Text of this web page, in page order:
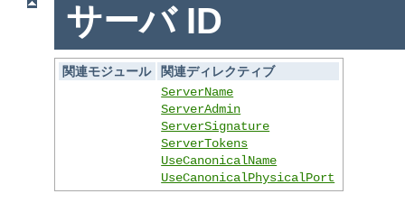
サーバ ID
関連モジュール
関連ディレクティブ
ServerName
ServerAdmin
ServerSignature
ServerTokens
UseCanonicalName
UseCanonicalPhysicalPort